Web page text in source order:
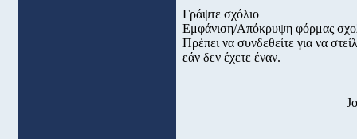
Γράψτε σχόλιο
Εμφάνιση/Απόκρυψη φόρμας
Πρέπει να συνδεθείτε για να
εάν δεν έχετε έναν.